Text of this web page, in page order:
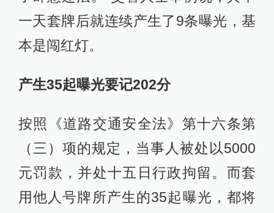
一天套牌后就连续产生了9条曝光，基
本是闯红灯。
产生35起曝光要记202分
按照《道路交通安全法》第十六条第
（三）项的规定，当事人被处以5000
元罚款，并处十五日行政拘留。而套
用他人号牌所产生的35起曝光，都将